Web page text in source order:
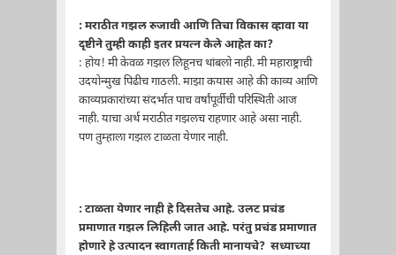
: मराठीत गझल रुजावी आणि तिचा विकास व्हावा या
दृष्टीने तुम्ही काही इतर प्रयत्न केले आहेत का?
: होय! मी केवळ गझल लिहूनच थांबलो नाही. मी महाराष्ट्राची
उदयोन्मुख पिढीच गाठली. माझा कयास आहे की काव्य आणि
काव्यप्रकारांच्या संदर्भात पाच वर्षांपूर्वीची परिस्थिती आज
नाही. याचा अर्थ मराठीत गझलच राहणार आहे असा नाही.
पण तुम्हाला गझल टाळता येणार नाही.
: टाळता येणार नाही हे दिसतेच आहे. उलट प्रचंड
प्रमाणात गझल लिहिली जात आहे. परंतु प्रचंड प्रमाणात
होणारे हे उत्पादन स्वागतार्ह किती मानायचे? सध्याच्या